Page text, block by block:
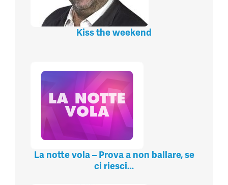
Kiss the weekend
La notte vola – Prova a non ballare, se
ci riesci…